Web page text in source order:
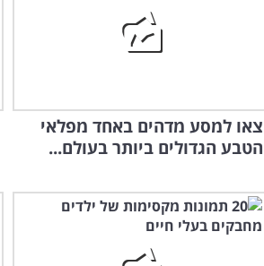
צאו למסע מדהים באחד מפלאי
הטבע הגדולים ביותר בעולם...